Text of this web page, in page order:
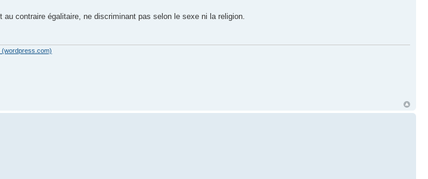
au contraire égalitaire, ne discriminant pas selon le sexe ni la religion.
(wordpress.com)